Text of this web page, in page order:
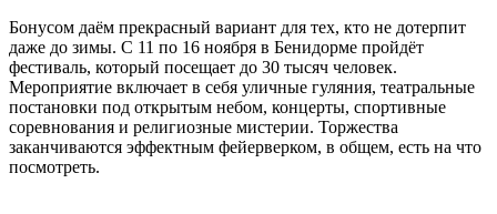
Бонусом даём прекрасный вариант для тех, кто не дотерпит
даже до зимы. С 11 по 16 ноября в Бенидорме пройдёт
фестиваль, который посещает до 30 тысяч человек.
Мероприятие включает в себя уличные гуляния, театральные
постановки под открытым небом, концерты, спортивные
соревнования и религиозные мистерии. Торжества
заканчиваются эффектным фейерверком, в общем, есть на что
посмотреть.